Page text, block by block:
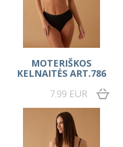
MOTERIŠKOS
KELNAITĖS ART.786
7.99 EUR